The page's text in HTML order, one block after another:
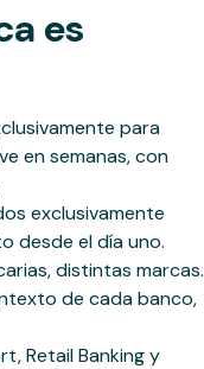
es
para
en semanas, con
exclusivamente
desde el día uno.
distintas marcas.
de cada banco,
Retail Banking y